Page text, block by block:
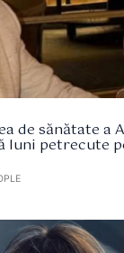
de sănătate a
luni petrecute